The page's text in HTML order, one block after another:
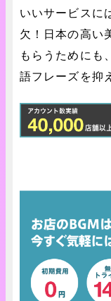
いいサービスに
欠！日本の高い
もらうためにも
語フレーズを抑